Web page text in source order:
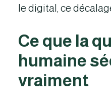
le digital, ce
Ce que la
humaine
vraiment